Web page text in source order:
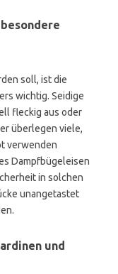
soll, ist die
wichtig. Seidige
fleckig aus oder
überlegen viele,
verwenden
Dampfbügeleisen
in solchen
unangetastet
und